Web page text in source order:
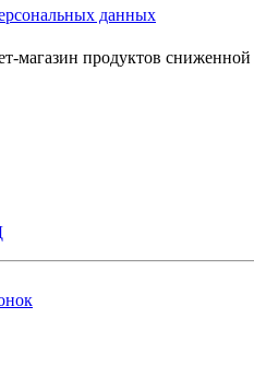
данных
магазин продуктов сниженной